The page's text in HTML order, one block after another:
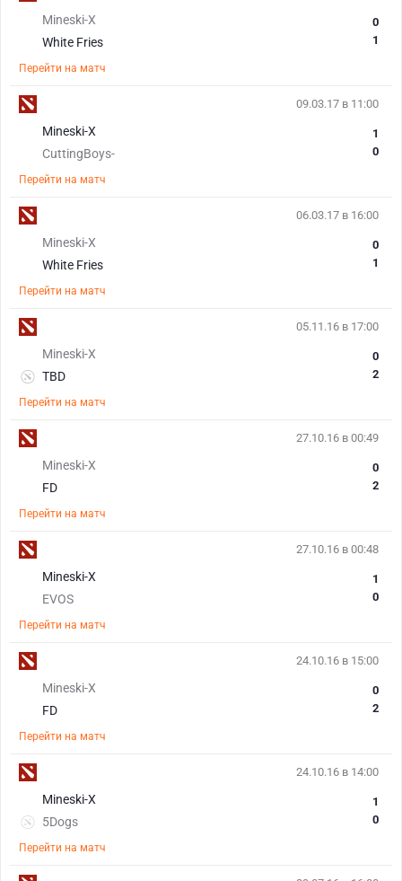
Mineski-X
White Fries
0
1
Перейти на матч
09.03.17 в 11:00
Mineski-X
CuttingBoys-
1
0
Перейти на матч
06.03.17 в 16:00
Mineski-X
White Fries
0
1
Перейти на матч
05.11.16 в 17:00
Mineski-X
TBD
0
2
Перейти на матч
27.10.16 в 00:49
Mineski-X
FD
0
2
Перейти на матч
27.10.16 в 00:48
Mineski-X
EVOS
1
0
Перейти на матч
24.10.16 в 15:00
Mineski-X
FD
0
2
Перейти на матч
24.10.16 в 14:00
Mineski-X
5Dogs
1
0
Перейти на матч